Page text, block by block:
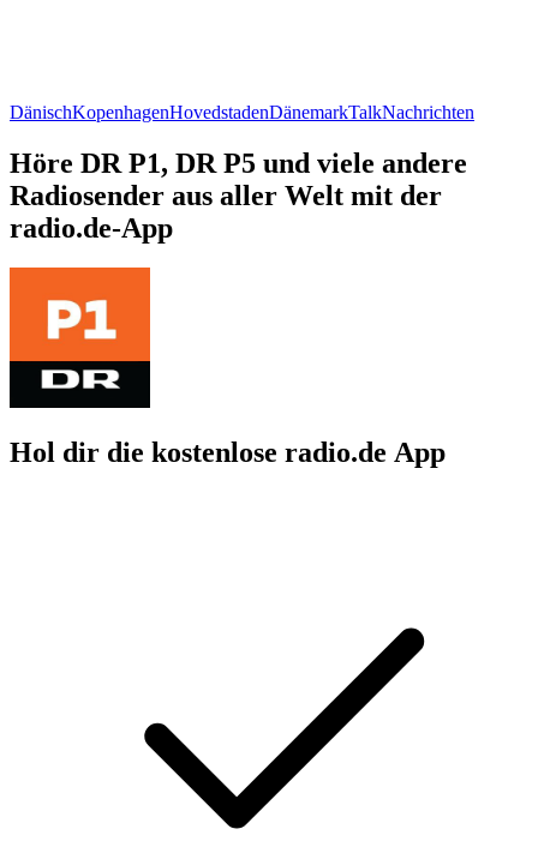
DänischKopenhagenHovedstadenDänemarkTalkNachrichten
Höre DR P1, DR P5 und viele andere
Radiosender aus aller Welt mit der
radio.de-App
Hol dir die kostenlose radio.de App